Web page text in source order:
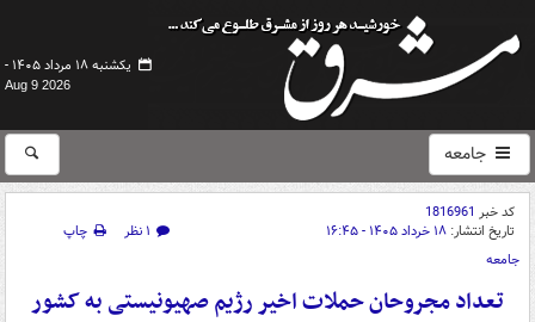
یکشنبه ۱۸ مرداد ۱۴۰۵ -
Aug 9 2026
جامعه
کد خبر 1816961
تاریخ انتشار: ۱۸ خرداد ۱۴۰۵ - ۱۶:۴۵ ۱ نظر
چاپ
جامعه
تعداد مجروحان حملات اخیر رژیم صهیونیستی به کشور